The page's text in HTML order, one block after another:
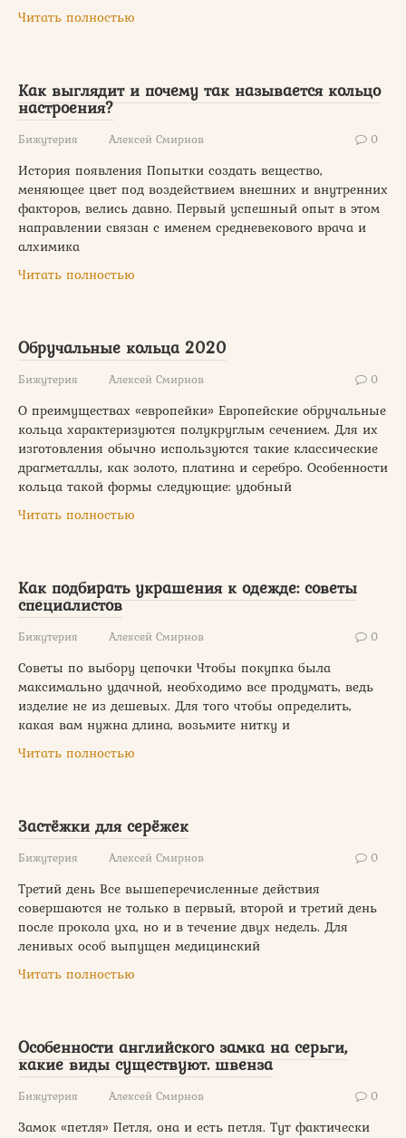
Читать полностью
Как выглядит и почему так называется кольцо
настроения?
Бижутерия Алексей Смирнов 0
История появления Попытки создать вещество,
меняющее цвет под воздействием внешних и внутренних
факторов, велись давно. Первый успешный опыт в этом
направлении связан с именем средневекового врача и
алхимика
Читать полностью
Обручальные кольца 2020
Бижутерия Алексей Смирнов 0
О преимуществах «европейки» Европейские обручальные
кольца характеризуются полукруглым сечением. Для их
изготовления обычно используются такие классические
драгметаллы, как золото, платина и серебро. Особенности
кольца такой формы следующие: удобный
Читать полностью
Как подбирать украшения к одежде: советы
специалистов
Бижутерия Алексей Смирнов 0
Советы по выбору цепочки Чтобы покупка была
максимально удачной, необходимо все продумать, ведь
изделие не из дешевых. Для того чтобы определить,
какая вам нужна длина, возьмите нитку и
Читать полностью
Застёжки для серёжек
Бижутерия Алексей Смирнов 0
Третий день Все вышеперечисленные действия
совершаются не только в первый, второй и третий день
после прокола уха, но и в течение двух недель. Для
ленивых особ выпущен медицинский
Читать полностью
Особенности английского замка на серьги,
какие виды существуют. швенза
Бижутерия Алексей Смирнов 0
Замок «петля» Петля, она и есть петля. Тут фактически